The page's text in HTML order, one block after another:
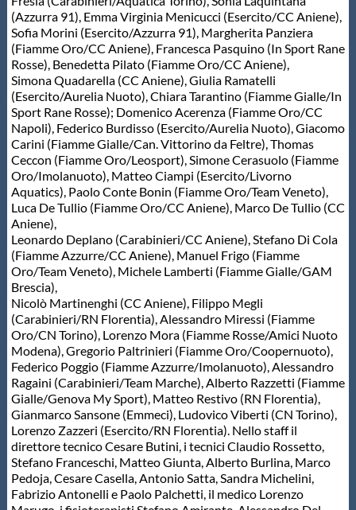
(Azzurra 91), Emma Virginia Menicucci (Esercito/CC Aniene),
Sofia Morini (Esercito/Azzurra 91), Margherita Panziera
(Fiamme Oro/CC Aniene), Francesca Pasquino (In Sport Rane
Rosse), Benedetta Pilato (Fiamme Oro/CC Aniene),
Simona Quadarella (CC Aniene), Giulia Ramatelli
(Esercito/Aurelia Nuoto), Chiara Tarantino (Fiamme Gialle/In
Sport Rane Rosse); Domenico Acerenza (Fiamme Oro/CC
Napoli), Federico Burdisso (Esercito/Aurelia Nuoto), Giacomo
Carini (Fiamme Gialle/Can. Vittorino da Feltre), Thomas
Ceccon (Fiamme Oro/Leosport), Simone Cerasuolo (Fiamme
Oro/Imolanuoto), Matteo Ciampi (Esercito/Livorno
Aquatics), Paolo Conte Bonin (Fiamme Oro/Team Veneto),
Luca De Tullio (Fiamme Oro/CC Aniene), Marco De Tullio (CC
Aniene),
Leonardo Deplano (Carabinieri/CC Aniene), Stefano Di Cola
(Fiamme Azzurre/CC Aniene), Manuel Frigo (Fiamme
Oro/Team Veneto), Michele Lamberti (Fiamme Gialle/GAM
Brescia),
Nicolò Martinenghi (CC Aniene), Filippo Megli
(Carabinieri/RN Florentia), Alessandro Miressi (Fiamme
Oro/CN Torino), Lorenzo Mora (Fiamme Rosse/Amici Nuoto
Modena), Gregorio Paltrinieri (Fiamme Oro/Coopernuoto),
Federico Poggio (Fiamme Azzurre/Imolanuoto), Alessandro
Ragaini (Carabinieri/Team Marche), Alberto Razzetti (Fiamme
Gialle/Genova My Sport), Matteo Restivo (RN Florentia),
Gianmarco Sansone (Emmeci), Ludovico Viberti (CN Torino),
Lorenzo Zazzeri (Esercito/RN Florentia). Nello staff il
direttore tecnico Cesare Butini, i tecnici Claudio Rossetto,
Stefano Franceschi, Matteo Giunta, Alberto Burlina, Marco
Pedoja, Cesare Casella, Antonio Satta, Sandra Michelini,
Fabrizio Antonelli e Paolo Palchetti, il medico Lorenzo